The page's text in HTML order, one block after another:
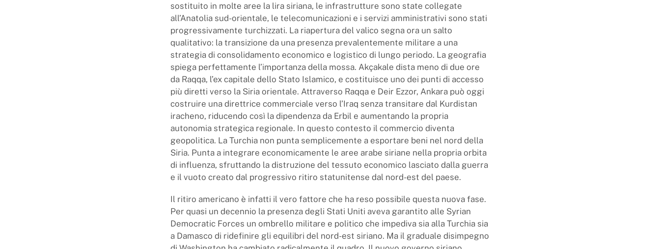
sostituito in molte aree la lira siriana, le infrastrutture sono state collegate
all’Anatolia sud-orientale, le telecomunicazioni e i servizi amministrativi sono stati
progressivamente turchizzati. La riapertura del valico segna ora un salto
qualitativo: la transizione da una presenza prevalentemente militare a una
strategia di consolidamento economico e logistico di lungo periodo. La geografia
spiega perfettamente l’importanza della mossa. Akçakale dista meno di due ore
da Raqqa, l’ex capitale dello Stato Islamico, e costituisce uno dei punti di accesso
più diretti verso la Siria orientale. Attraverso Raqqa e Deir Ezzor, Ankara può oggi
costruire una direttrice commerciale verso l’Iraq senza transitare dal Kurdistan
iracheno, riducendo così la dipendenza da Erbil e aumentando la propria
autonomia strategica regionale. In questo contesto il commercio diventa
geopolitica. La Turchia non punta semplicemente a esportare beni nel nord della
Siria. Punta a integrare economicamente le aree arabe siriane nella propria orbita
di influenza, sfruttando la distruzione del tessuto economico lasciato dalla guerra
e il vuoto creato dal progressivo ritiro statunitense dal nord-est del paese.
Il ritiro americano è infatti il vero fattore che ha reso possibile questa nuova fase.
Per quasi un decennio la presenza degli Stati Uniti aveva garantito alle Syrian
Democratic Forces un ombrello militare e politico che impediva sia alla Turchia sia
a Damasco di ridefinire gli equilibri del nord-est siriano. Ma il graduale disimpegno